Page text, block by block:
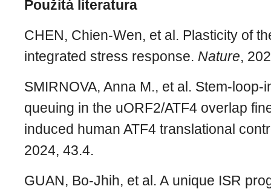
Použitá literatura
CHEN, Chien-Wen, et al. Plasticity of
integrated stress response. Nature,
SMIRNOVA, Anna M., et al. Stem-
queuing in the uORF2/ATF4 overlap
induced human ATF4 translational
2024, 43.4.
GUAN, Bo-Jhih, et al. A unique ISR